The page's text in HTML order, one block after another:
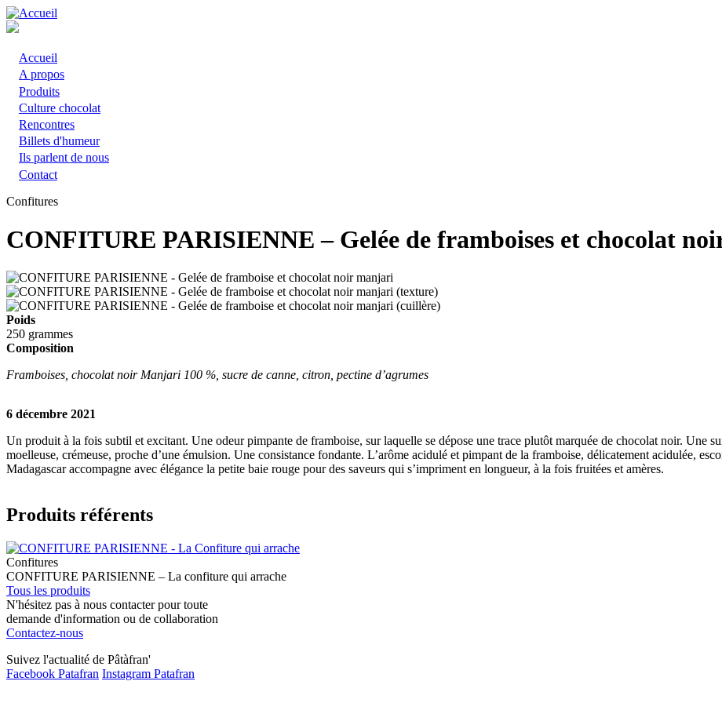
Aller
au
principal
Main
navigation
Accueil
A propos
Produits
Culture chocolat
Rencontres
Billets d'humeur
Ils parlent de nous
Contact
Confitures
CONFITURE PARISIENNE – Gelée de framboises et chocolat
Poids
250 grammes
Composition
Framboises, chocolat noir Manjari 100 %, sucre de canne, citron, pectine d’agrumes
6 décembre 2021
Un produit à la fois subtil et excitant. Une odeur pimpante de framboise, sur laquelle se dépose une trace plutôt marquée de chocolat noir. Une
moelleuse, crémeuse, proche d’une émulsion. Une consistance fondante. L’arôme acidulé et pimpant de la framboise, délicatement acidulée,
Madagascar accompagne avec élégance la petite baie rouge pour des saveurs qui s’impriment en longueur, à la fois fruitées et amères.
Produits référents
Confitures
CONFITURE PARISIENNE – La confiture qui arrache
Tous les produits
N'hésitez pas à nous contacter pour toute
demande d'information ou de collaboration
Contactez-nous
Suivez l'actualité de Pâtàfran'
Facebook Patafran Instagram Patafran